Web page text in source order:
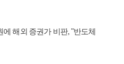
해외 증권가 비판, "반도체